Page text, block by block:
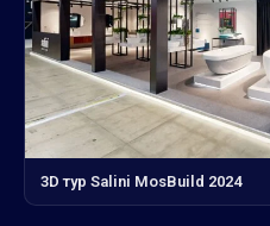
3D тур Salini MosBuild 2024